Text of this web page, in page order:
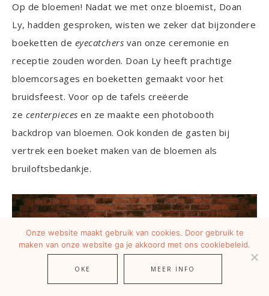
Op de bloemen! Nadat we met onze bloemist, Doan
Ly, hadden gesproken, wisten we zeker dat bijzondere
boeketten de eyecatchers van onze ceremonie en
receptie zouden worden. Doan Ly heeft prachtige
bloemcorsages en boeketten gemaakt voor het
bruidsfeest. Voor op de tafels creëerde
ze centerpieces en ze maakte een photobooth
backdrop van bloemen. Ook konden de gasten bij
vertrek een boeket maken van de bloemen als
bruiloftsbedankje.
Onze website maakt gebruik van cookies. Door gebruik te
maken van onze website ga je akkoord met ons cookiebeleid.
OKE MEER INFO